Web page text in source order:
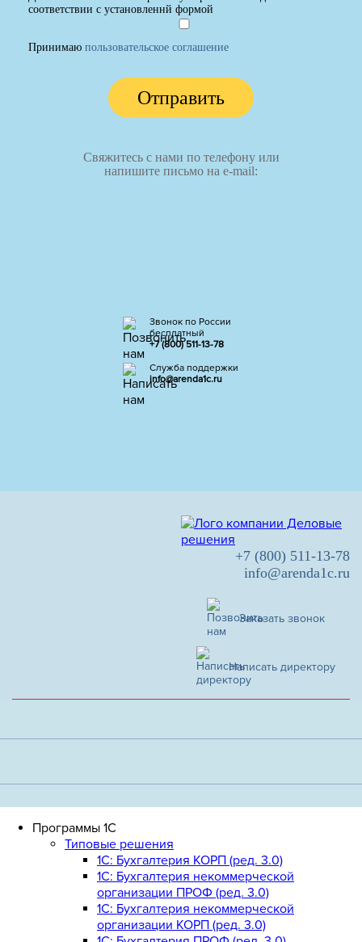
Свяжитесь с нами по телефону или
напишите письмо на e-mail:
Звонок по России
бесплатный
+7 (800) 511-13-78
Служба поддержки
info@arenda1c.ru
соответствии с установленнй формой
Принимаю пользовательское соглашение
Отправить
+7 (800) 511-13-78
info@arenda1c.ru
Заказать звонок
Написать директору
Программы 1С
Типовые решения
1C: Бухгалтерия КОРП (ред. 3.0)
1С: Бухгалтерия некоммерческой
организации ПРОФ (ред. 3.0)
1С: Бухгалтерия некоммерческой
организации КОРП (ред. 3.0)